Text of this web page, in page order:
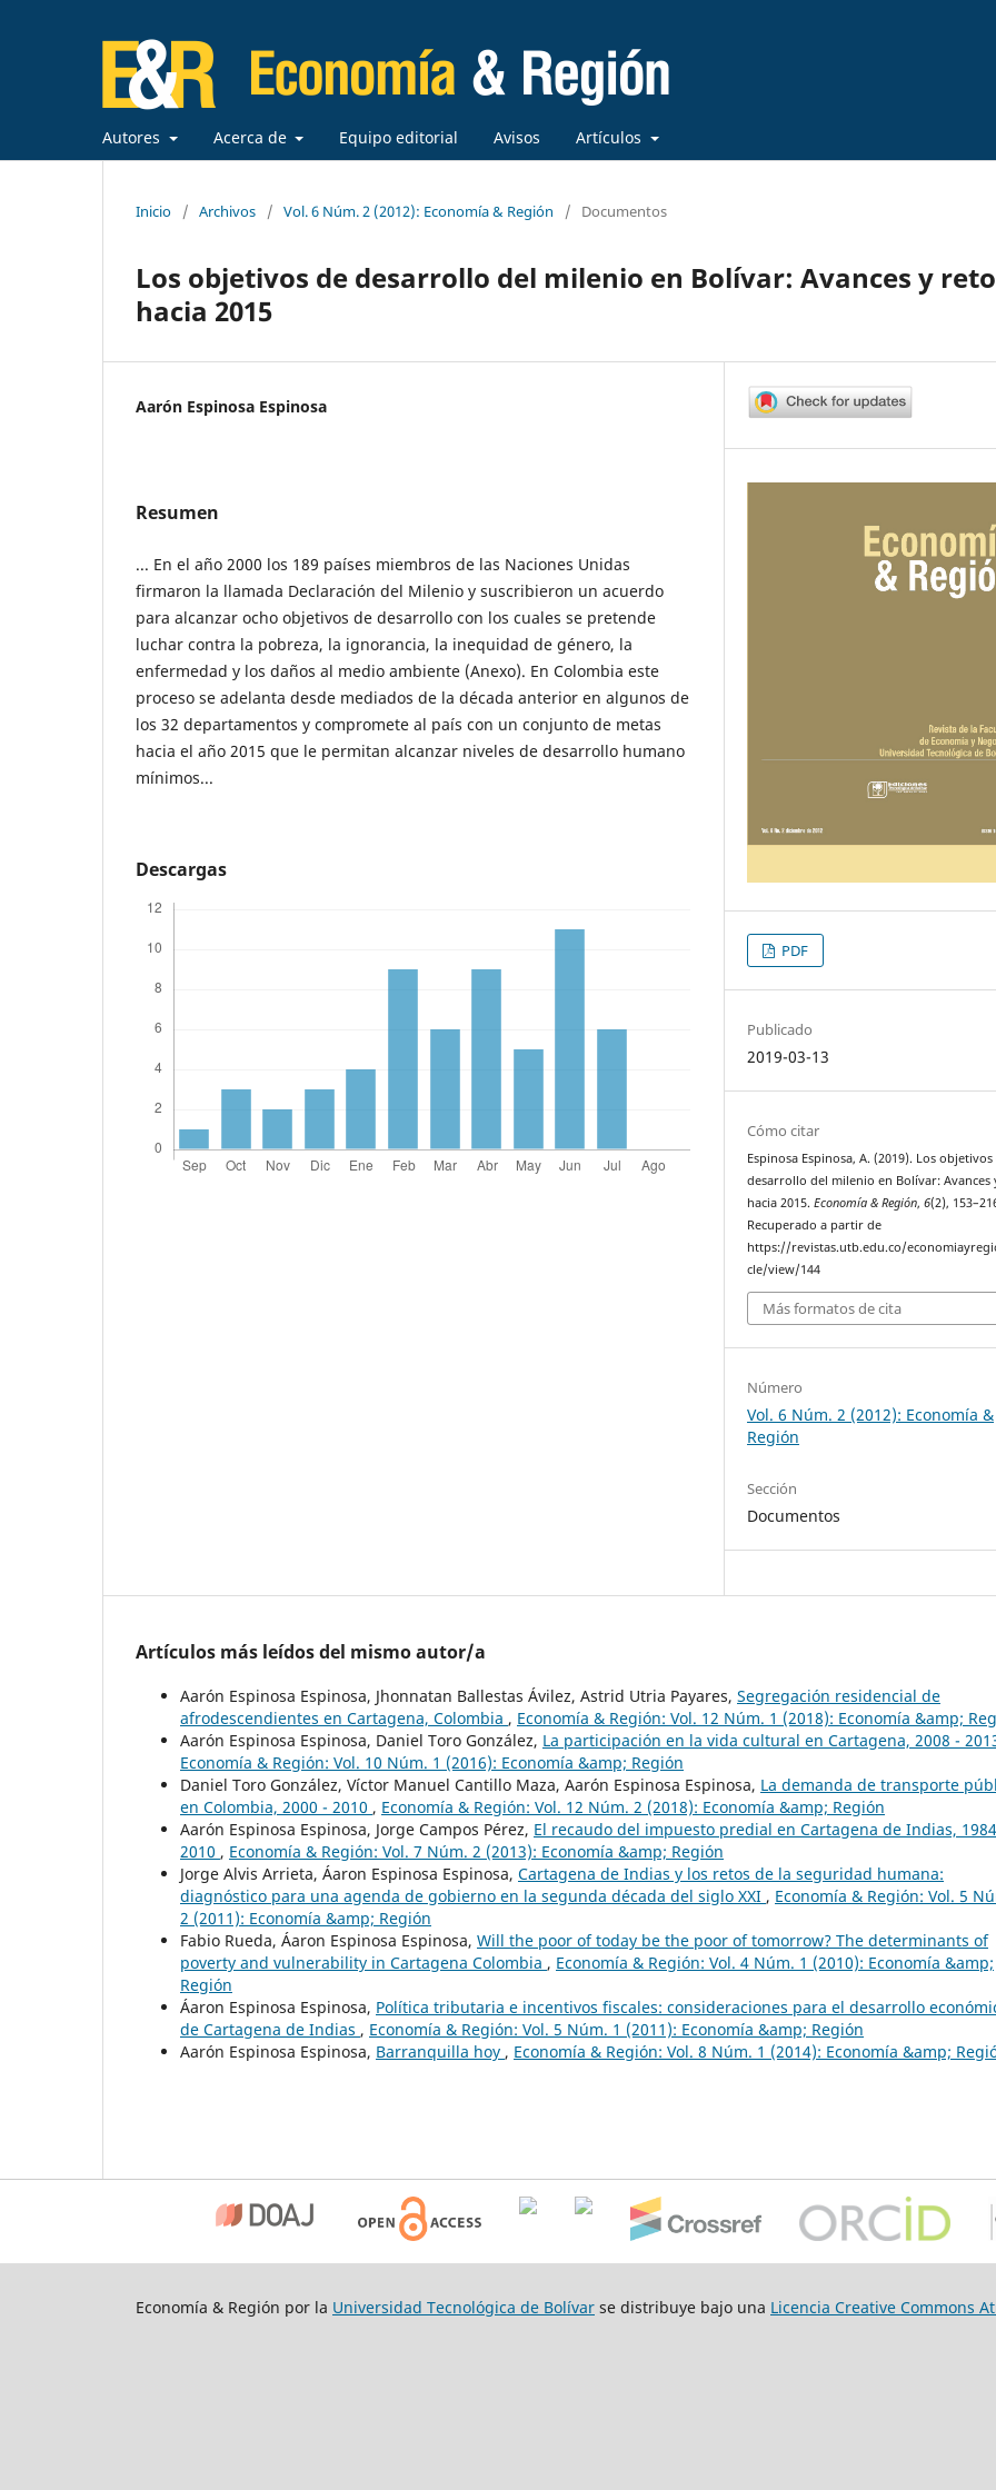
Autores Acerca de Equipo editorial Avisos Artículos
Inicio / Archivos / Vol. 6 Núm. 2 (2012): Economía & Región / Documentos
Los objetivos de desarrollo del milenio en Bolívar: Avances y
hacia 2015
Aarón Espinosa Espinosa
Resumen
... En el año 2000 los 189 países miembros de las Naciones Unidas
firmaron la llamada Declaración del Milenio y suscribieron un acuerdo
para alcanzar ocho objetivos de desarrollo con los cuales se pretende
luchar contra la pobreza, la ignorancia, la inequidad de género, la
enfermedad y los daños al medio ambiente (Anexo). En Colombia este
proceso se adelanta desde mediados de la década anterior en algunos de
los 32 departamentos y compromete al país con un conjunto de metas
hacia el año 2015 que le permitan alcanzar niveles de desarrollo humano
mínimos...
Descargas
PDF
Publicado
2019-03-13
Cómo citar
Espinosa Espinosa, A. (2019). Los objetivos
desarrollo del milenio en Bolívar: Avances
hacia 2015.Economía & Región,6(2),
Recuperado a partir de
https://revistas.utb.edu.co/
cle/view/144
Más formatos de cita
Número
Vol. 6 Núm. 2 (2012): Economía &
Región
Sección
Documentos
Artículos más leídos del mismo autor/a
Aarón Espinosa Espinosa, Jhonnatan Ballestas Ávilez, Astrid Utria Payares, Segregación residencial de
afrodescendientes en Cartagena, Colombia , Economía & Región: Vol. 12 Núm. 1 (2018): Economía &amp;
Aarón Espinosa Espinosa, Daniel Toro González, La participación en la vida cultural en Cartagena, 2008 -
Economía & Región: Vol. 10 Núm. 1 (2016): Economía &amp; Región
Daniel Toro González, Víctor Manuel Cantillo Maza, Aarón Espinosa Espinosa, La demanda de transporte
en Colombia, 2000 - 2010 , Economía & Región: Vol. 12 Núm. 2 (2018): Economía &amp; Región
Aarón Espinosa Espinosa, Jorge Campos Pérez, El recaudo del impuesto predial en Cartagena de Indias,
2010 , Economía & Región: Vol. 7 Núm. 2 (2013): Economía &amp; Región
Jorge Alvis Arrieta, Áaron Espinosa Espinosa, Cartagena de Indias y los retos de la seguridad humana:
diagnóstico para una agenda de gobierno en la segunda década del siglo XXI , Economía & Región: Vol. 5
2 (2011): Economía &amp; Región
Fabio Rueda, Áaron Espinosa Espinosa, Will the poor of today be the poor of tomorrow? The determinants of
poverty and vulnerability in Cartagena Colombia , Economía & Región: Vol. 4 Núm. 1 (2010): Economía &amp;
Región
Áaron Espinosa Espinosa, Política tributaria e incentivos fiscales: consideraciones para el desarrollo
de Cartagena de Indias , Economía & Región: Vol. 5 Núm. 1 (2011): Economía &amp; Región
Aarón Espinosa Espinosa, Barranquilla hoy , Economía & Región: Vol. 8 Núm. 1 (2014): Economía &amp;
Economía & Región por la Universidad Tecnológica de Bolívar se distribuye bajo una Licencia Creative Commons